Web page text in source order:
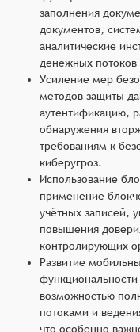
заполнения
документов,
аналитические
денежных
Усиление мер
методов защиты
аутентификацию,
обнаружения
требованиям к
киберугроз.
Использование
применение
учётных записей,
повышения
контролирующих
Развитие
возможностью
потоками и
что особенно